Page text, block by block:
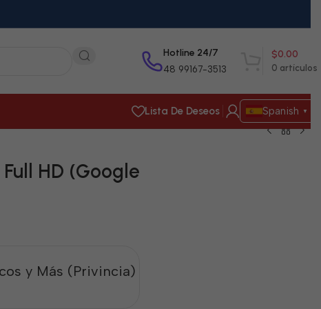
Hotline 24/7
48 99167-3513 0 artículos
$0.00
Lista De Deseos Spanish ▼
HD (Google
y Más (Privincia)